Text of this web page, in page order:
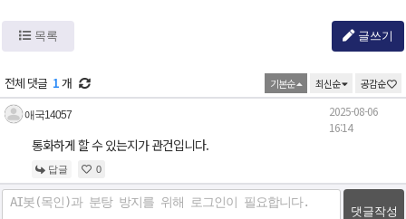
목록 글쓰기
전체 댓글 1개 기본순 최신순 공감순
애국14057
2025-08-06
16:14
통화하게 할 수 있는지가 관건입니다.
답글 0
댓글작성